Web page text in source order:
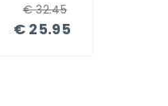
€ 25.95
€32.45